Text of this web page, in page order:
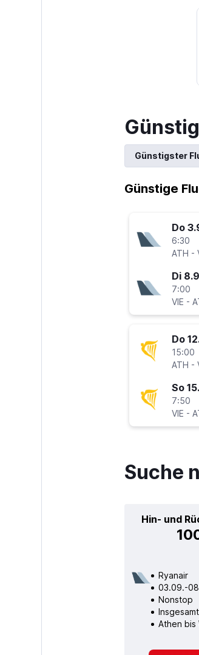
Günstigster
Günstige
Do
6:30
ATH -
Di
7:00
VIE -
Do
15:00
ATH -
So
7:50
VIE -
Suche
Hin- und
Ryanair
03.09.-
Nonstop
Athen bis